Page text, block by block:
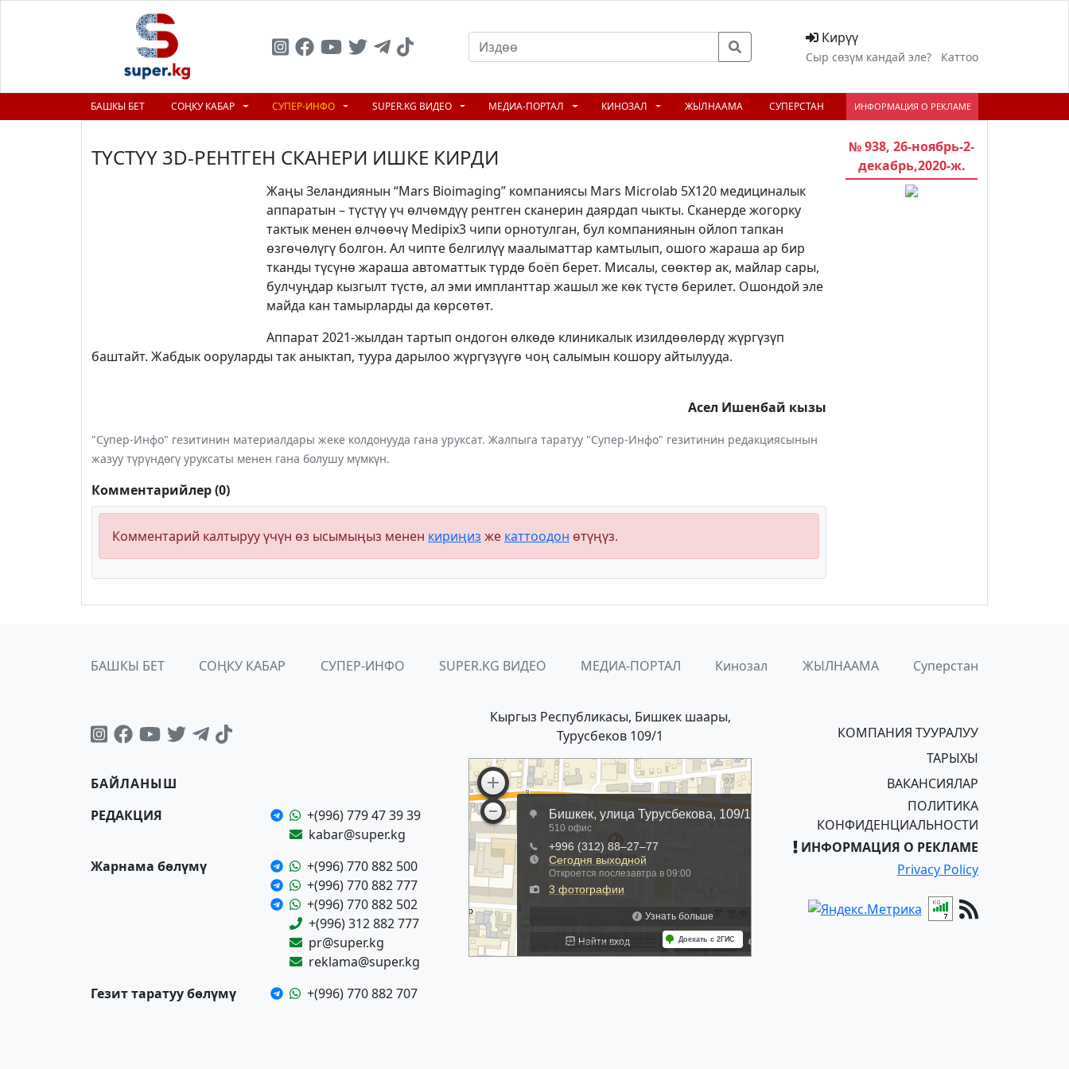
Кирүү
Сыр сөзүм кандай эле? Каттоо
БАШКЫ БЕТ СОҢКУ КАБАР СУПЕР-ИНФО SUPER.KG ВИДЕО МЕДИА-ПОРТАЛ КИНОЗАЛ ЖЫЛНААМА СУПЕРСТАН ИНФОРМАЦИЯ О РЕКЛАМЕ
ТҮСТҮҮ 3D-РЕНТГЕН СКАНЕРИ ИШКЕ КИРДИ
Жаңы Зеландиянын “Mars Bioimaging” компаниясы Mars Microlab 5X120 медициналык
аппаратын – түстүү үч өлчөмдүү рентген сканерин даярдап чыкты. Сканерде жогорку
тактык менен өлчөөчү Medipix3 чипи орнотулган, бул компаниянын ойлоп тапкан
өзгөчөлүгү болгон. Ал чипте белгилүү маалыматтар камтылып, ошого жараша ар бир
тканды түсүнө жараша автоматтык түрдө боёп берет. Мисалы, сөөктөр ак, майлар сары,
булчуңдар кызгылт түстө, ал эми импланттар жашыл же көк түстө берилет. Ошондой эле
майда кан тамырларды да көрсөтөт.
Аппарат 2021-жылдан тартып ондогон өлкөдө клиникалык изилдөөлөрдү жүргүзүп
баштайт. Жабдык ооруларды так аныктап, туура дарылоо жүргүзүүгө чоң салымын кошору айтылууда.
Асел Ишенбай кызы
"Супер-Инфо" гезитинин материалдары жеке колдонууда гана уруксат. Жалпыга таратуу "Супер-Инфо" гезитинин редакциясынын
жазуу түрүндөгү уруксаты менен гана болушу мүмкүн.
Комментарийлер (0)
Комментарий калтыруу үчүн өз ысымыңыз менен кириңиз же каттоодон өтүңүз.
№ 938, 26-ноябрь-2-
декабрь,2020-ж.
БАШКЫ БЕТ СОҢКУ КАБАР СУПЕР-ИНФО SUPER.KG ВИДЕО МЕДИА-ПОРТАЛ Кинозал ЖЫЛНААМА Суперстан
БАЙЛАНЫШ
РЕДАКЦИЯ
+(996) 779 47 39 39
kabar@super.kg
Жарнама бөлүмү
+(996) 770 882 500
+(996) 770 882 777
+(996) 770 882 502
+(996) 312 882 777
pr@super.kg
reklama@super.kg
Гезит таратуу бөлүмү
+(996) 770 882 707
Кыргыз Республикасы, Бишкек шаары,
Турусбеков 109/1
КОМПАНИЯ ТУУРАЛУУ
ТАРЫХЫ
ВАКАНСИЯЛАР
ПОЛИТИКА
КОНФИДЕНЦИАЛЬНОСТИ
ИНФОРМАЦИЯ О РЕКЛАМЕ
Privacy Policy